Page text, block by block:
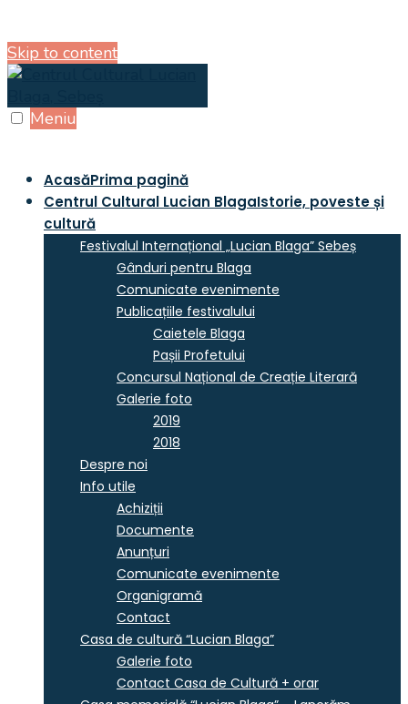
Skip to content
Meniu
AcasăPrima pagină
Centrul Cultural Lucian BlagaIstorie, poveste și
cultură
Festivalul Internațional „Lucian Blaga” Sebeș
Gânduri pentru Blaga
Comunicate evenimente
Publicațiile festivalului
Caietele Blaga
Pașii Profetului
Concursul Național de Creație Literară
Galerie foto
2019
2018
Despre noi
Info utile
Achiziții
Documente
Anunțuri
Comunicate evenimente
Organigramă
Contact
Casa de cultură “Lucian Blaga”
Galerie foto
Contact Casa de Cultură + orar